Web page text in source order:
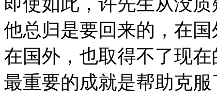
他总归是要回来的，在
在国外，也取得不了现
最重要的成就是帮助克